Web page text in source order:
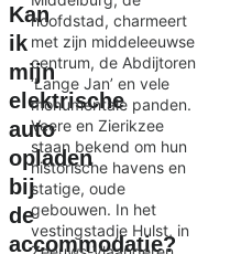
Kan
ik
mijn
elektrische
auto
opladen
bij
de
accommodatie?
hoofdstad, charmeert
met zijn middeleeuwse
centrum, de Abdijtoren
‘Lange Jan’ en vele
monumentale panden.
Veere en Zierikzee
staan bekend om hun
historische havens en
statige, oude
gebouwen. In het
vestingstadje Hulst, in